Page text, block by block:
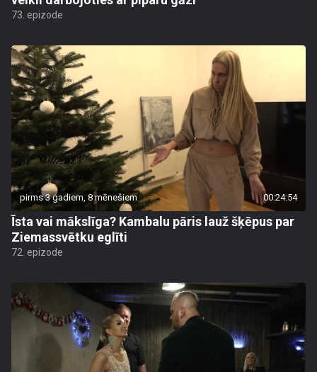
73. epizode
pirms 3 gadiem, 8 mēnešiem 00:24:54
Īsta vai mākslīga? Kambalu pāris lauž šķēpus par
Ziemassvētku eglīti
72. epizode